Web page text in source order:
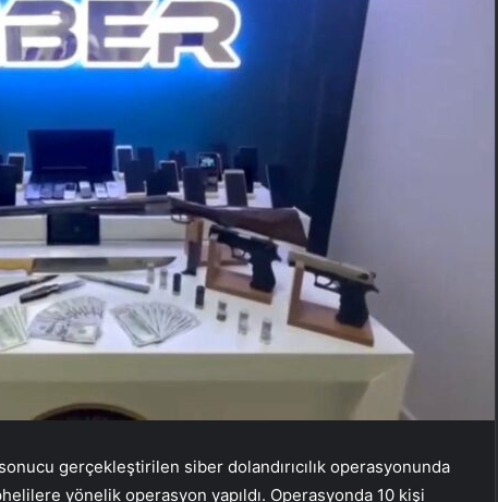
gerçekleştirilen siber dolandırıcılık operasyonunda
yönelik operasyon yapıldı. Operasyonda 10 kişi